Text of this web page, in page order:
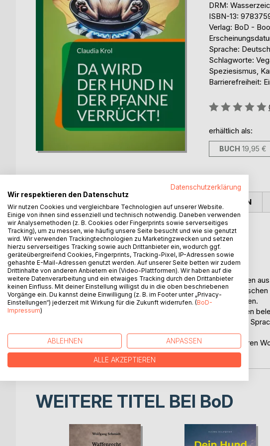
DRM:
ISBN-13:
Verlag: BoD -
Sprache: Deutsch
Schlagworte:
Speziesismus,
Barrierefreiheit:
Bewertung::
erhältlich als:
BUCH 19,95 €
Da wird ja der Hund
in der Pfanne verrückt!
Tierische Sprichwörter -
Was Veganer niemals sagen würden
Tauchen Sie ein in die humorvolle Welt der Redewendungen
Dieses Buch nimmt Sie mit auf eine Reise durch den
alltäglichen Ausdrücken verwenden - oft ohne es zu merken.
Mit liebevoll gestalteten Karikaturen und kurzen Erklärungen
Absurdität und den unbewussten Speziesismus in unserer
mit einem ausgeprägten Sinn für Humor.
Lachen Sie herzhaft und lernen Sie gleichzeitig, wie Sie Ihren
Muss für alle, die Sprache und Tiere lieben!
PRESSESTIMMEN
WEITERE TITEL BEI BoD
Datenschutzerklärung
Wir respektieren den Datenschutz
Wir nutzen Cookies und vergleichbare Technologien auf unserer Website.
Einige von ihnen sind essenziell und technisch notwendig. Daneben verwenden
wir Analysemethoden (z. B. Cookies oder Fingerprints sowie serverseitiges
Tracking), um zu messen, wie häufig unsere Seite besucht und wie sie genutzt
wird. Wir verwenden Trackingtechnologien zu Marketingzwecken und setzen
hierzu serverseitiges Tracking sowie auch Drittanbieter ein, wodurch ggf.
geräteübergreifend Cookies, Fingerprints, Tracking-Pixel, IP-Adressen sowie
gehashte E-Mail-Adressen genutzt werden. Auf unserer Seite betten wir zudem
Drittinhalte von anderen Anbietern ein (Video-Plattformen). Wir haben auf die
weitere Datenverarbeitung und ein etwaiges Tracking durch den Drittanbieter
keinen Einfluss. Mit deiner Einstellung willigst du in die oben beschriebenen
Vorgänge ein. Du kannst deine Einwilligung (z. B. im Footer unter „Privacy-
Einstellungen“) jederzeit mit Wirkung für die Zukunft widerrufen. (BoD-
Impressum)
ABLEHNEN ANPASSEN
ALLE AKZEPTIEREN